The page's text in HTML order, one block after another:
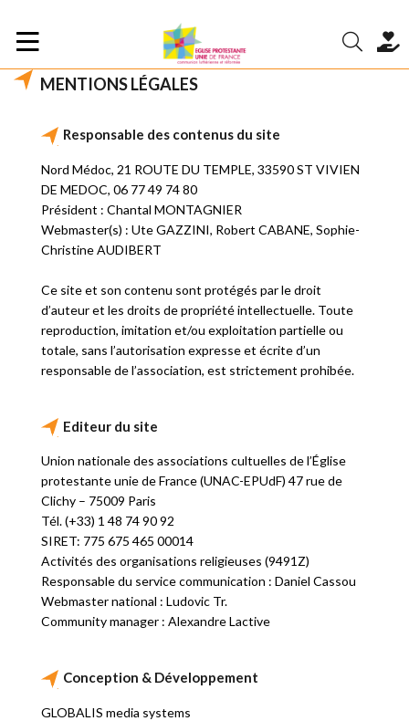
MENTIONS LÉGALES
Responsable des contenus du site
Nord Médoc, 21 ROUTE DU TEMPLE, 33590 ST VIVIEN
DE MEDOC, 06 77 49 74 80
Président : Chantal MONTAGNIER
Webmaster(s) : Ute GAZZINI, Robert CABANE, Sophie-
Christine AUDIBERT
Ce site et son contenu sont protégés par le droit
d’auteur et les droits de propriété intellectuelle. Toute
reproduction, imitation et/ou exploitation partielle ou
totale, sans l’autorisation expresse et écrite d’un
responsable de l’association, est strictement prohibée.
Editeur du site
Union nationale des associations cultuelles de l’Église
protestante unie de France (UNAC-EPUdF) 47 rue de
Clichy – 75009 Paris
Tél. (+33) 1 48 74 90 92
SIRET: 775 675 465 00014
Activités des organisations religieuses (9491Z)
Responsable du service communication : Daniel Cassou
Webmaster national : Ludovic Tr.
Community manager : Alexandre Lactive
Conception & Développement
GLOBALIS media systems